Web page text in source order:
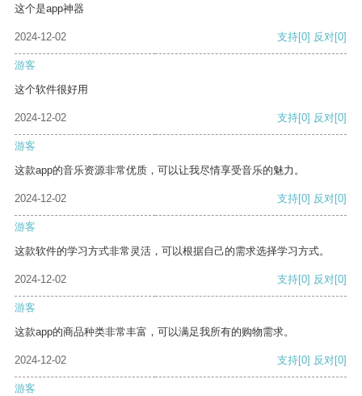
这个是app神器
2024-12-02 支持[0] 反对[0]
游客
这个软件很好用
2024-12-02 支持[0] 反对[0]
游客
这款app的音乐资源非常优质，可以让我尽情享受音乐的魅力。
2024-12-02 支持[0] 反对[0]
游客
这款软件的学习方式非常灵活，可以根据自己的需求选择学习方式。
2024-12-02 支持[0] 反对[0]
游客
这款app的商品种类非常丰富，可以满足我所有的购物需求。
2024-12-02 支持[0] 反对[0]
游客